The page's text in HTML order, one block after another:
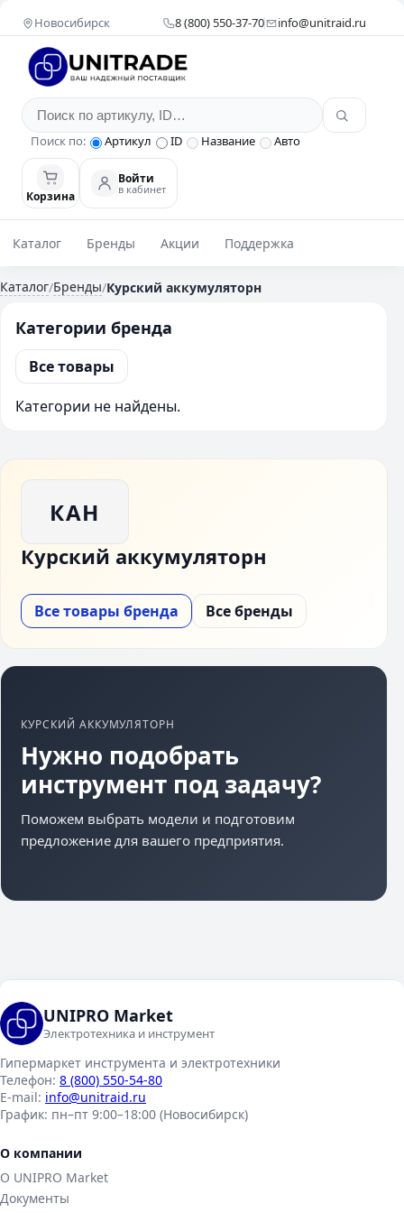
Новосибирск 8 (800) 550-37-70 info@unitraid.ru
Поиск по: Артикул ID Название Авто
Корзина
Войти
в кабинет
Каталог Бренды Акции Поддержка
Каталог/Бренды/Курский аккумуляторн
Категории бренда
Все товары
Категории не найдены.
КАН
Курский аккумуляторн
Все товары бренда Все бренды
КУРСКИЙ АККУМУЛЯТОРН
Нужно подобрать
инструмент под задачу?
Поможем выбрать модели и подготовим
предложение для вашего предприятия.
UNIPRO Market
Электротехника и инструмент
Гипермаркет инструмента и электротехники
Телефон: 8 (800) 550-54-80
E-mail: info@unitraid.ru
График: пн–пт 9:00–18:00 (Новосибирск)
О компании
О UNIPRO Market
Документы